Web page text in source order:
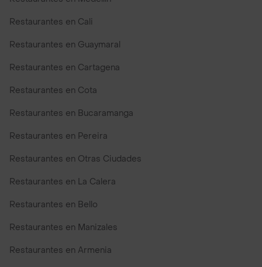
Restaurantes en Cali
Restaurantes en Guaymaral
Restaurantes en Cartagena
Restaurantes en Cota
Restaurantes en Bucaramanga
Restaurantes en Pereira
Restaurantes en Otras Ciudades
Restaurantes en La Calera
Restaurantes en Bello
Restaurantes en Manizales
Restaurantes en Armenia